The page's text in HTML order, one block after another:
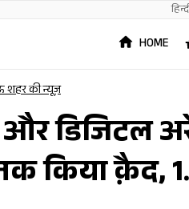
HOME
की न्यूज़
डिजिटल
किया क़ैद,